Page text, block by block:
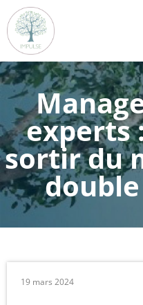
experts
sortir du
19 mars 2024